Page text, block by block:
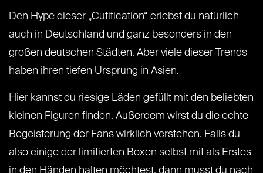
Den Hype dieser „Cutification“ erlebst du natürlich
auch in Deutschland und ganz besonders in den
großen deutschen Städten. Aber viele dieser Trends
haben ihren tiefen Ursprung in Asien.
Hier kannst du riesige Läden gefüllt mit den beliebten
kleinen Figuren finden. Außerdem wirst du die echte
Begeisterung der Fans wirklich verstehen. Falls du
also einige der limitierten Boxen selbst mit als Erstes
in den Händen halten möchtest, dann musst du nach